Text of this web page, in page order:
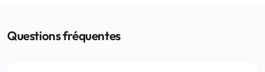
Questions fréquentes